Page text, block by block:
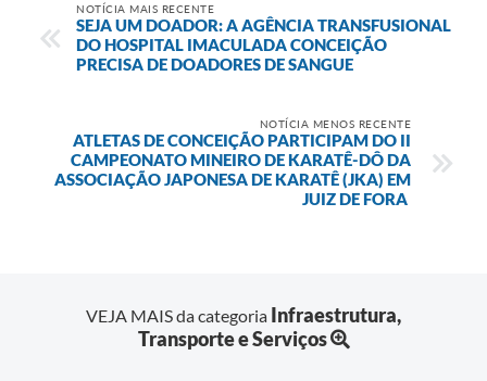
NOTÍCIA MAIS RECENTE
SEJA UM DOADOR: A AGÊNCIA TRANSFUSIONAL
DO HOSPITAL IMACULADA CONCEIÇÃO
PRECISA DE DOADORES DE SANGUE
NOTÍCIA MENOS RECENTE
ATLETAS DE CONCEIÇÃO PARTICIPAM DO II
CAMPEONATO MINEIRO DE KARATÊ-DÔ DA
ASSOCIAÇÃO JAPONESA DE KARATÊ (JKA) EM
JUIZ DE FORA
VEJA MAIS da categoria Infraestrutura,
Transporte e Serviços